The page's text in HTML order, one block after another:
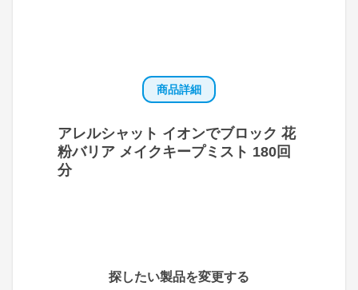
商品詳細
アレルシャット イオンでブロック 花
粉バリア メイクキープミスト 180回
分
探したい製品を変更する